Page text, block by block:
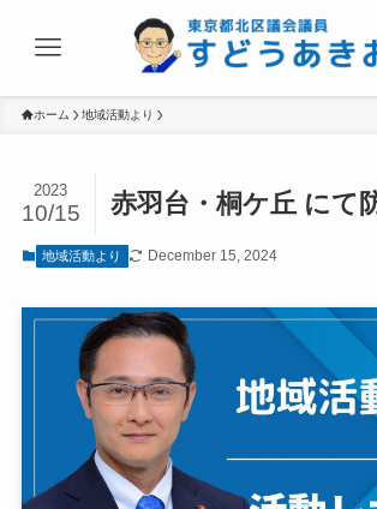
ホーム 地域活動より
赤羽台・桐ケ丘 にて
2023
10/15
地域活動より December 15, 2024